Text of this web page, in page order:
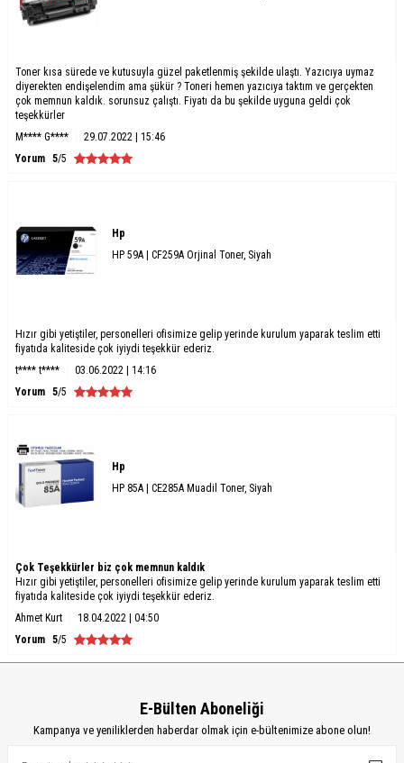
Toner kısa sürede ve kutusuyla güzel paketlenmiş şekilde ulaştı. Yazıcıya uymaz
diyerekten endişelendim ama şükür ? Toneri hemen yazıcıya taktım ve gerçekten
çok memnun kaldık. sorunsuz çalıştı. Fiyatı da bu şekilde uyguna geldi çok
teşekkürler
M**** G****
29.07.2022 | 15:46
Yorum 5/5
Hp
HP 59A | CF259A Orjinal Toner, Siyah
Hızır gibi yetiştiler, personelleri ofisimize gelip yerinde kurulum yaparak teslim etti
fiyatıda kaliteside çok iyiydi teşekkür ederiz.
t**** t****
03.06.2022 | 14:16
Yorum 5/5
Hp
HP 85A | CE285A Muadil Toner, Siyah
Çok Teşekkürler biz çok memnun kaldık
Hızır gibi yetiştiler, personelleri ofisimize gelip yerinde kurulum yaparak teslim etti
fiyatıda kaliteside çok iyiydi teşekkür ederiz.
Ahmet Kurt
18.04.2022 | 04:50
Yorum 5/5
E-Bülten Aboneliği
Kampanya ve yeniliklerden haberdar olmak için e-bültenimize abone olun!